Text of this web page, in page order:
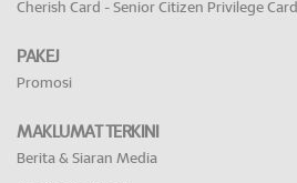
Cherish Card - Senior Citizen Privilege Card
PAKEJ
Promosi
MAKLUMAT TERKINI
Berita & Siaran Media